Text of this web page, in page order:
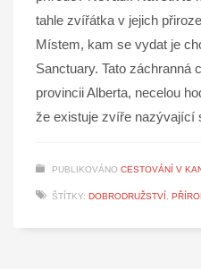
tahle zvířátka v jejich
Místem, kam se vydat je
Sanctuary. Tato záchranná
provincii Alberta, necelou
že existuje zvíře nazývající
PUBLIKOVÁNO CESTOVÁNÍ V
ŠTÍTKY: DOBRODRUŽSTVÍ,